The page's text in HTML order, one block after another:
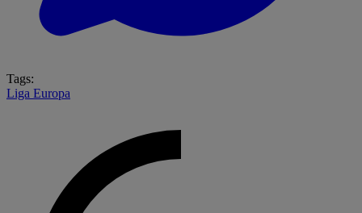
Tags:
Liga Europa